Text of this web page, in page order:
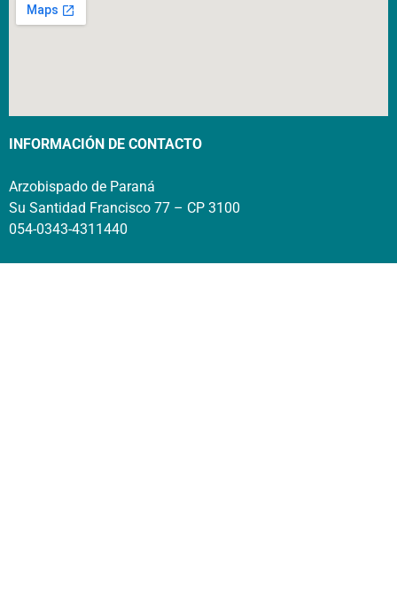
INFORMACIÓN DE CONTACTO
Arzobispado de Paraná
Su Santidad Francisco 77 – CP 3100
054-0343-4311440